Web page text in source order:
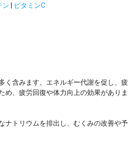
ン | ビタミンC
く含みます。エネルギー代謝を促し、疲
め、疲労回復や体力向上の効果がありま
ナトリウムを排出し、むくみの改善や予